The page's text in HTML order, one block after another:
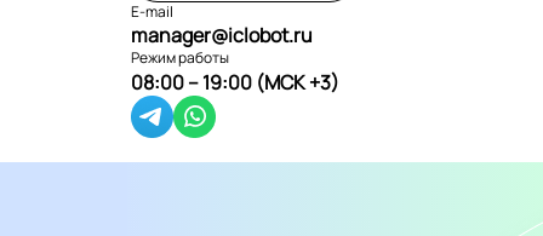
E-mail
manager@iclobot.ru
Режим работы
08:00 – 19:00 (МСК +3)